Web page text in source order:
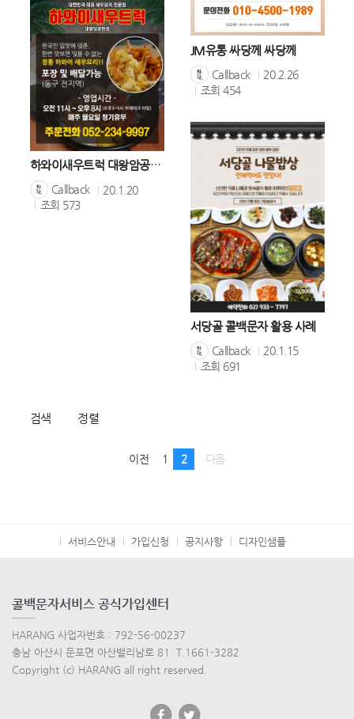
JM유통 싸당께 싸당께
Callback
20.2.26
조회454
하와이새우트럭 대왕암공원점 KT유선콜백 가입사례
Callback
20.1.20
조회 573
서당골 콜백문자 활용 사례
Callback
20.1.15
조회 691
검색 정렬
이전 1 2 다음
서비스안내 가입신청 공지사항 디자인샘플
콜백문자서비스 공식가입센터
HARANG 사업자번호 : 792-56-00237
충남 아산시 둔포면 아산밸리남로 81 T.1661-3282
Copyright (c) HARANG all right reserved.